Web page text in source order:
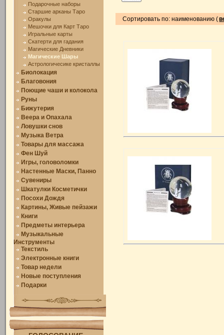
Подарочные наборы
Старшие арканы Таро
Оракулы
Мешочки для Карт Таро
Игральные карты
Скатерти для гадания
Магические Дневники
Магические Шары
Астрологичесике кристаллы
Биолокация
Благовония
Поющие чаши и колокола
Руны
Бижутерия
Веера и Опахала
Ловушки снов
Музыка Ветра
Товары для массажа
Фен Шуй
Игры, головоломки
Настенные Маски, Панно
Сувениры
Шкатулки Косметички
Посохи Дождя
Картины, Живые пейзажи
Книги
Предметы интерьера
Музыкальные
Инструменты
Текстиль
Электронные книги
Товар недели
Новые поступления
Подарки
Сортировать по: наименованию (